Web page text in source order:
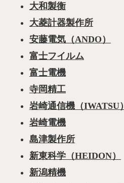
大和製衡
大菱計器製作所
安藤電気（ANDO）
富士フイルム
富士電機
寺岡精工
岩崎通信機（IWATSU）
岩崎電機
島津製作所
新東科学（HEIDON）
新潟精機